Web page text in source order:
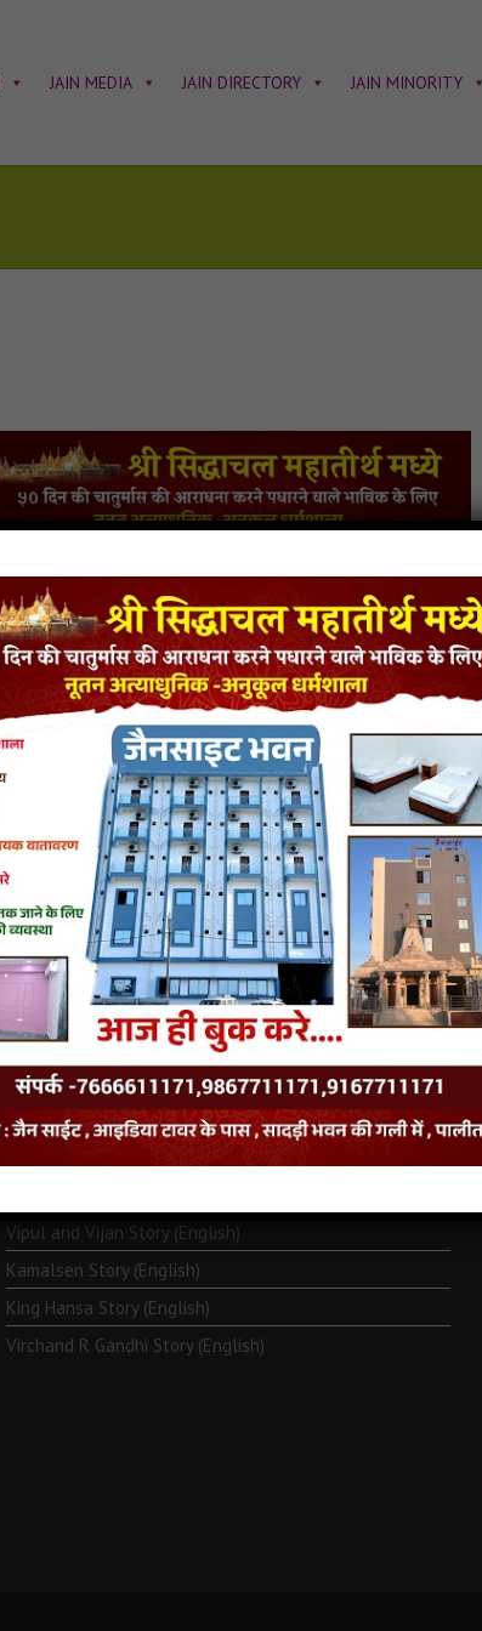
JAIN MEDIA JAIN DIRECTORY JAIN MINORITY
LATEST JAINISM
The Jain Monk and his Saka saviours (English)
Monk Metarya (English)
Vipul and Vijan Story (English)
Kamalsen Story (English)
King Hansa Story (English)
Virchand R Gandhi Story (English)